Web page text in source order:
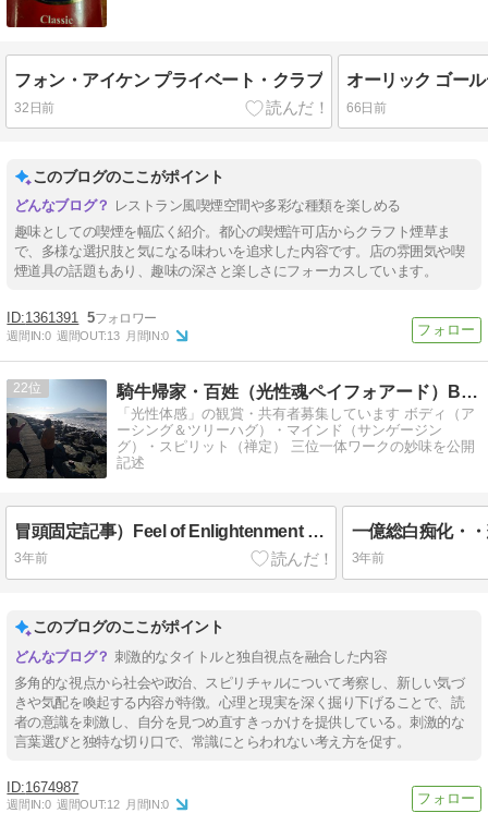
フォン・アイケン プライベート・クラブ
32日前
オーリック ゴー
66日前
このブログのここがポイント
レストラン風喫煙空間や多彩な種類を楽しめる
趣味としての喫煙を幅広く紹介。都心の喫煙許可店からクラフト煙草ま
で、多様な選択肢と気になる味わいを追求した内容です。店の雰囲気や喫
煙道具の話題もあり、趣味の深さと楽しさにフォーカスしています。
1361391 5
週間IN:0 週間OUT:13 月間IN:0
22 騎牛帰家・百姓（光性魂ペイフォアード）Blog ・パルプフィ
「光性体感」の観賞・共有者募集しています ボディ（ア
ーシング＆ツリーハグ）・マインド（サンゲージン
グ）・スピリット（禅定） 三位一体ワークの妙味を公開
記述
冒頭固定記事）Feel of Enlightenment 聴いて 試して徳を注がれたら シェアしてね！
3年前 3年前
このブログのここがポイント
刺激的なタイトルと独自視点を融合した内容
多角的な視点から社会や政治、スピリチャルについて考察し、新しい気づ
きや気配を喚起する内容が特徴。心理と現実を深く掘り下げることで、読
者の意識を刺激し、自分を見つめ直すきっかけを提供している。刺激的な
言葉選びと独特な切り口で、常識にとらわれない考え方を促す。
1674987
週間IN:0 週間OUT:12 月間IN:0